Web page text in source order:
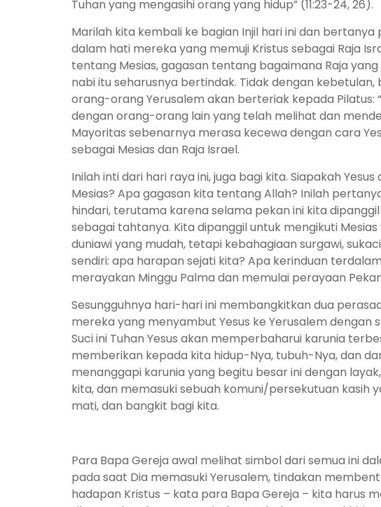
Tuhan yang mengasihi orang yang hidup” (11:23-24, 26).
Marilah kita kembali ke bagian Injil hari ini dan
dalam hati mereka yang memuji Kristus sebagai Raja
tentang Mesias, gagasan tentang bagaimana Raja
nabi itu seharusnya bertindak. Tidak dengan
orang-orang Yerusalem akan berteriak kepada Pilatus:
dengan orang-orang lain yang telah melihat dan
Mayoritas sebenarnya merasa kecewa dengan cara
sebagai Mesias dan Raja Israel.
Inilah inti dari hari raya ini, juga bagi kita. Siapakah
Mesias? Apa gagasan kita tentang Allah? Inilah
hindari, terutama karena selama pekan ini kita
sebagai tahtanya. Kita dipanggil untuk mengikuti
duniawi yang mudah, tetapi kebahagiaan surgawi,
sendiri: apa harapan sejati kita? Apa kerinduan
merayakan Minggu Palma dan memulai perayaan
Sesungguhnya hari-hari ini membangkitkan dua
mereka yang menyambut Yesus ke Yerusalem dengan
Suci ini Tuhan Yesus akan memperbaharui karunia
memberikan kepada kita hidup-Nya, tubuh-Nya, dan
menanggapi karunia yang begitu besar ini dengan
kita, dan memasuki sebuah komuni/persekutuan kasih
mati, dan bangkit bagi kita.
Para Bapa Gereja awal melihat simbol dari semua ini
pada saat Dia memasuki Yerusalem, tindakan
hadapan Kristus – kata para Bapa Gereja – kita harus